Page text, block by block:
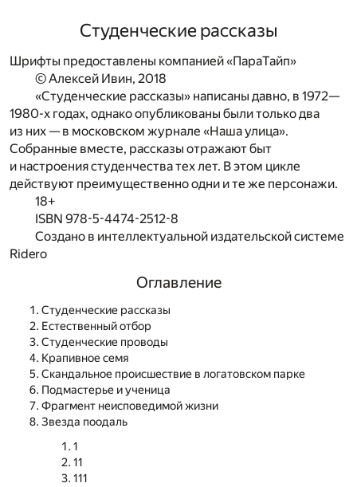
Студенческие рассказы
Шрифты предоставлены компанией «ПараТайп»
© Алексей Ивин, 2018
«Студенческие рассказы» написаны давно, в 1972—
1980-х годах, однако опубликованы были только два
из них — в московском журнале «Наша улица».
Собранные вместе, рассказы отражают быт
и настроения студенчества тех лет. В этом цикле
действуют преимущественно одни и те же персонажи.
18+
ISBN 978-5-4474-2512-8
Создано в интеллектуальной издательской системе
Ridero
Оглавление
Студенческие рассказы
Естественный отбор
Студенческие проводы
Крапивное семя
Скандальное происшествие в логатовском парке
Подмастерье и ученица
Фрагмент неисповедимой жизни
Звезда поодаль
1
11
111